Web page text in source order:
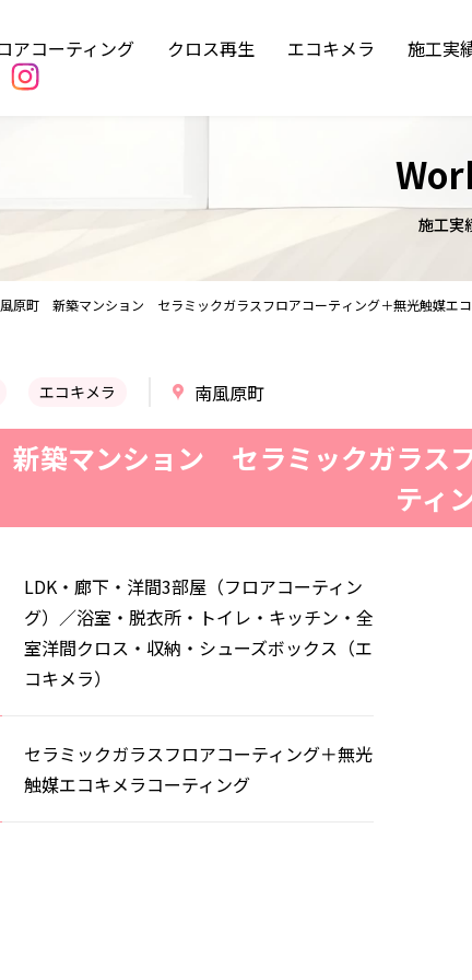
アコーティング クロス再生 エコキメラ 施工実
施工実
原町 新築マンション セラミックガラスフロアコーティング＋無光触媒エ
エコキメラ 南風原町
築マンション セラミックガラス
ティ
LDK・廊下・洋間3部屋（フロアコーティン
グ）／浴室・脱衣所・トイレ・キッチン・全
室洋間クロス・収納・シューズボックス（エ
コキメラ）
セラミックガラスフロアコーティング＋無光
触媒エコキメラコーティング